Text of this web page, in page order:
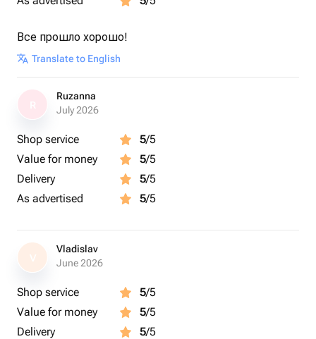
весеннего утра, наполненного свежестью и
нежностью. Розовые альстромерии являются
символом нежной любви и искренних чувств. Букет
нотами цветущего сада, создавая атмосферу тепла и
уюта. Букет из розовых альстромерий станет
идеальным подарком для любого случая, подчеркивая
важность момента и передавая искренние эмоции.
Все прошло хорошо!
Translate to English
Ruzanna
July 2026
Shop service 5/5
Value for money
5/5
Delivery
5/5
As advertised
5/5
V
Vladislav
June 2026
Shop service 5/5
Value for money
5/5
Delivery
5/5